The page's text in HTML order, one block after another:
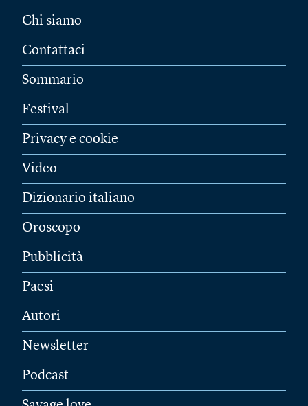
Chi siamo
Contattaci
Sommario
Festival
Privacy e cookie
Video
Dizionario italiano
Oroscopo
Pubblicità
Paesi
Autori
Newsletter
Podcast